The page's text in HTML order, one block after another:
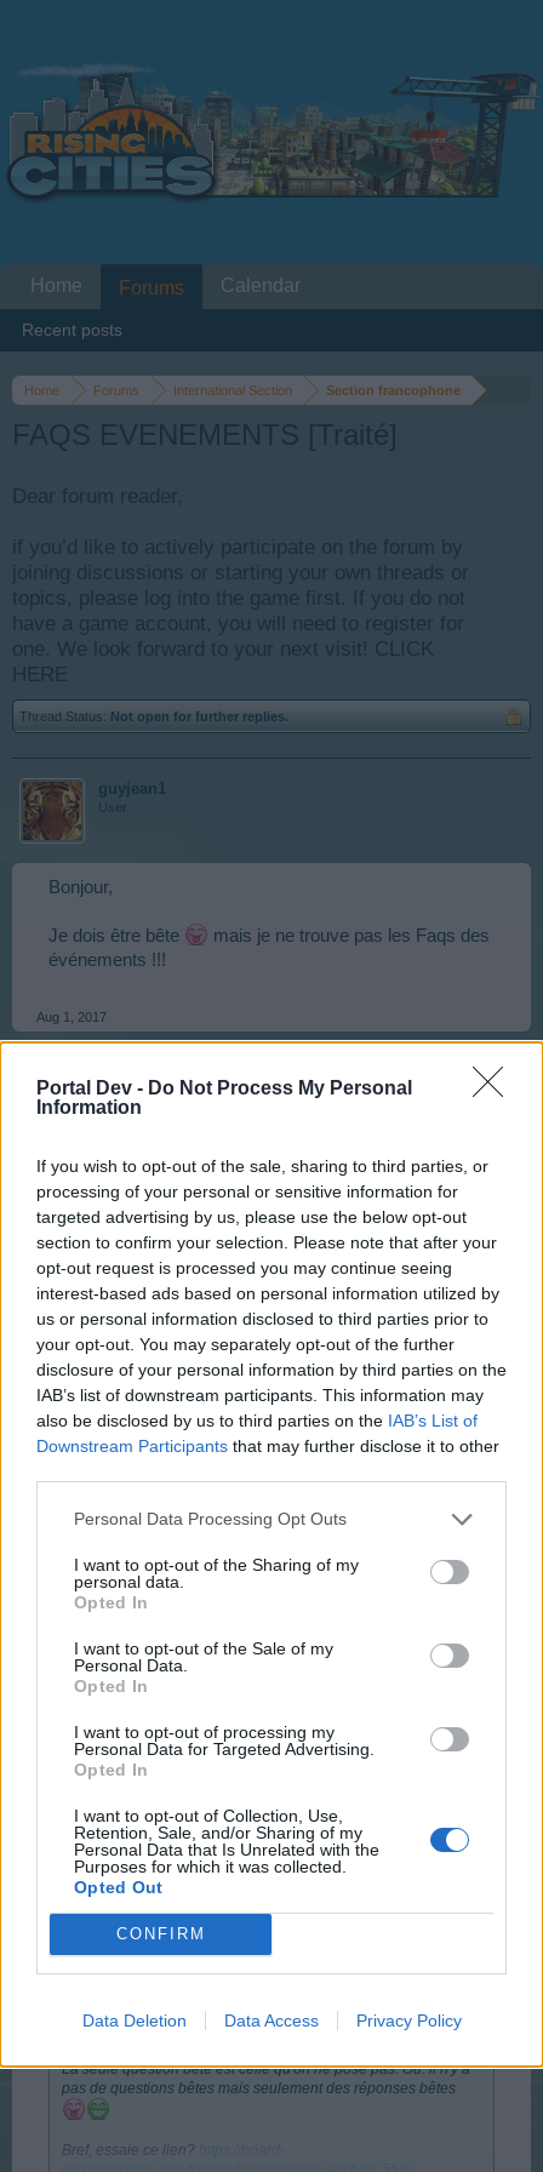
Portal Dev - Do Not Process My Personal
Information
If you wish to opt-out of the sale, sharing to third parties, or
processing of your personal or sensitive information for
targeted advertising by us, please use the below opt-out
section to confirm your selection. Please note that after your
opt-out request is processed you may continue seeing
interest-based ads based on personal information utilized by
us or personal information disclosed to third parties prior to
your opt-out. You may separately opt-out of the further
disclosure of your personal information by third parties on the
IAB’s list of downstream participants. This information may
also be disclosed by us to third parties on the IAB’s List of
Downstream Participants that may further disclose it to other
Personal Data Processing Opt Outs
I want to opt-out of the Sharing of my
personal data.
Opted In
I want to opt-out of the Sale of my
Personal Data.
Opted In
I want to opt-out of processing my
Personal Data for Targeted Advertising.
Opted In
I want to opt-out of Collection, Use,
Retention, Sale, and/or Sharing of my
Personal Data that Is Unrelated with the
Purposes for which it was collected.
Opted Out
CONFIRM
Data Deletion Data Access Privacy Policy
Home Forums International Section Section francophone
FAQS EVENEMENTS [Traité]
Dear forum reader,
if you’d like to actively participate on the forum by
joining discussions or starting your own threads or
topics, please log into the game first. If you do not
have a game account, you will need to register for
one. We look forward to your next visit! CLICK
HERE
Thread Status: Not open for further replies.
guyjean1
User
Bonjour,
Je dois être bête
mais je ne trouve pas les Faqs des
événements !!!
Aug 1, 2017
Elco
User
Bonjour,
La seule question bête est celle qu'on ne pose pas. Ou:
il n'y a pas de questions bêtes mais seulement des
réponses bêtes
Bref, essaie ce lien?
https://board-
en.risingcities.com/forums/headquarters-archive.559/
Il existait une section pour les événements mais
beaucoup ont été archivés lorsque le forum a été modifié
en prévision de la fusion récente.
Qu'importe les dates indiquées car les événements
Alternativement, si tu sélectionnes au milieu à droite de
la page d'accueil les événements en cours dans la petite
section "Today's Events", tu seras redirigé vers le FAQ
Ou encore clique sur Calendar en haut de page puis
choisi l'événement qui t'intéresse. Le FAQ de cet
événement s'affichera alors.
Last edited:Aug 1, 2017
Aug 1, 2017
likes this.
guyjean1
User
Bonjour,
La seule question bête est celle qu'on ne pose pas. Ou: il n'y a
pas de questions bêtes mais seulement des réponses bêtes
Bref, essaie ce lien?
Home Forums
Recent posts
Calendar